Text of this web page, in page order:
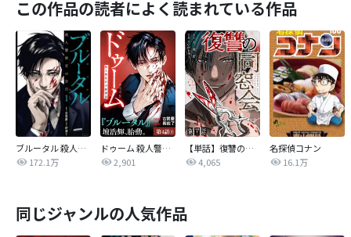
この作品の読者によく読まれている作品
ブルータル 殺人警察官の告白
172.1万
ドゥーム 殺人警察官の断罪録 分冊版
2,901
【単話】復讐の同窓会
4,065
名探偵コナン
16.1万
同じジャンルの人気作品